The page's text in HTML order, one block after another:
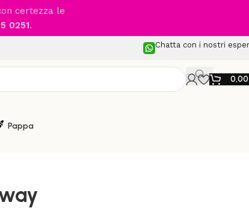
certezza le
0251.
Chatta con i nostri
Pappa